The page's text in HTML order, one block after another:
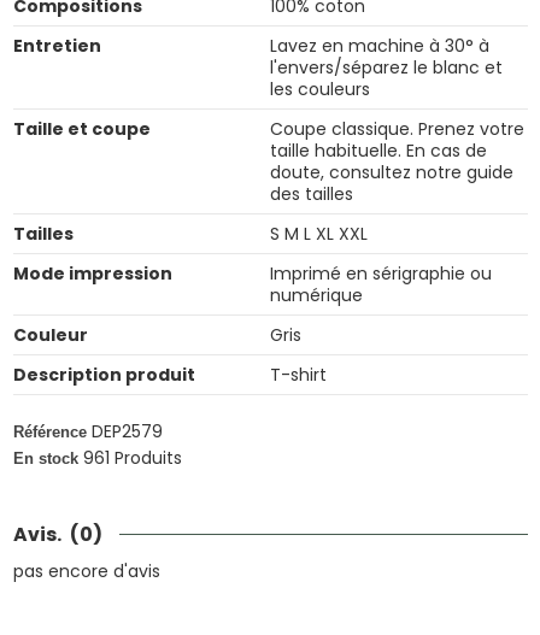
Compositions
100% coton
Entretien
Lavez en machine à 30° à
l'envers/séparez le blanc et
les couleurs
Taille et coupe
Coupe classique. Prenez votre
taille habituelle. En cas de
doute, consultez notre guide
des tailles
Tailles
S M L XL XXL
Mode impression
Imprimé en sérigraphie ou
numérique
Couleur
Gris
Description produit
T-shirt
Référence DEP2579
En stock 961 Produits
Avis. (0)
pas encore d'avis